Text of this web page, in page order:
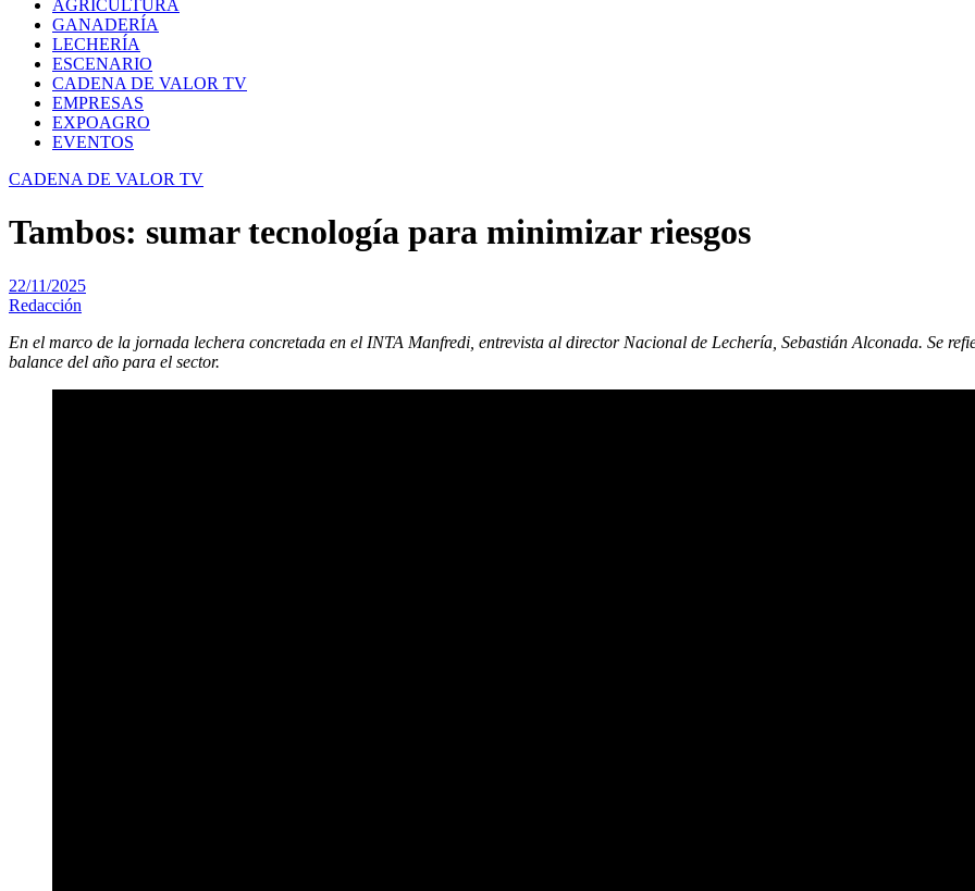
AGRICULTURA
GANADERÍA
LECHERÍA
ESCENARIO
CADENA DE VALOR TV
EMPRESAS
EXPOAGRO
EVENTOS
CADENA DE VALOR TV
Tambos: sumar tecnología para minimizar riesgos
22/11/2025
Redacción
En el marco de la jornada lechera concretada en el INTA Manfredi, entrevista al director Nacional de Lechería, Sebastián Alconada. Se
balance del año para el sector.